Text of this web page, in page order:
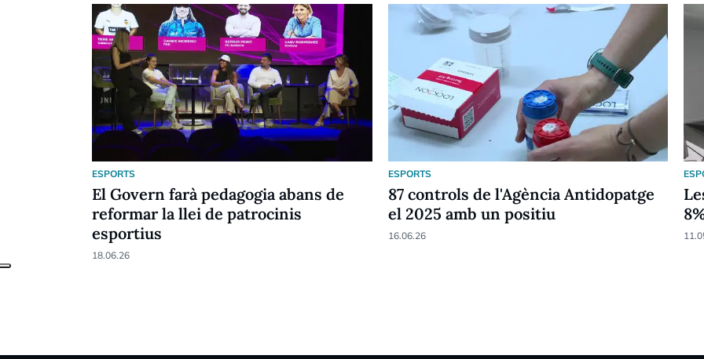
ESPORTS
El Govern farà pedagogia abans de
reformar la llei de patrocinis
esportius
18.06.26
ESPORTS
87 controls de l'Agència Antidopatge
el 2025 amb un positiu
16.06.26